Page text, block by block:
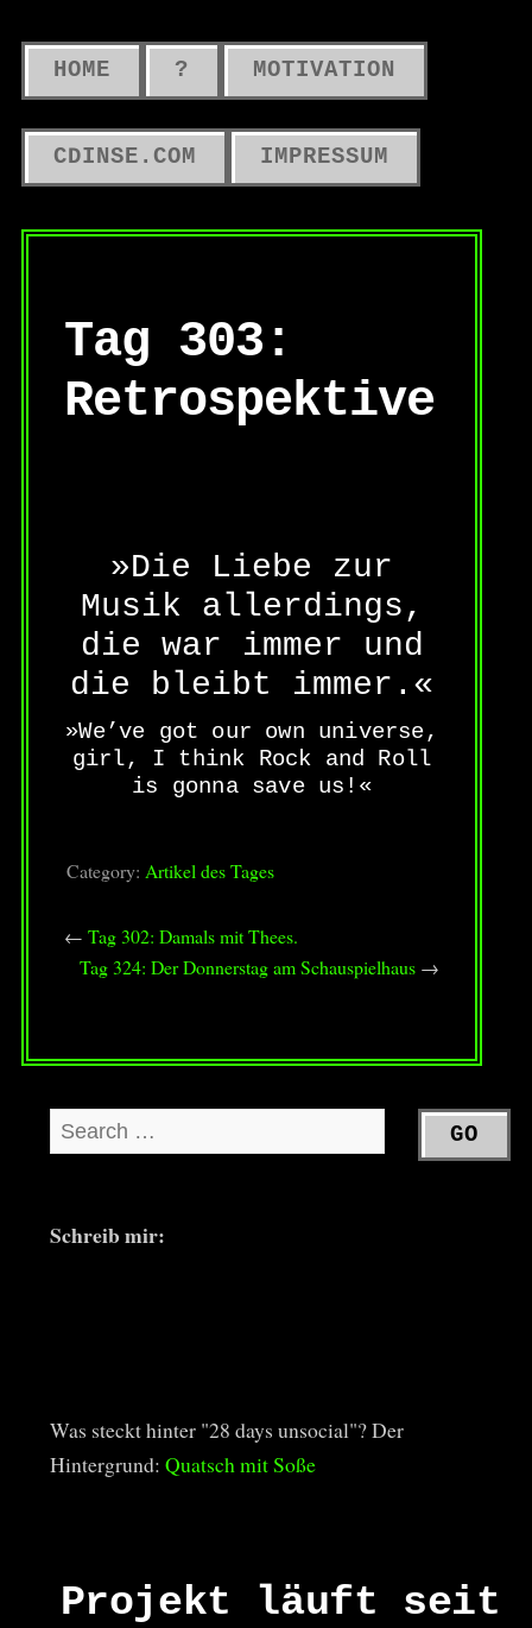
HOME ? MOTIVATION
CDINSE.COM IMPRESSUM
Tag 303:
Retrospektive
»Die Liebe zur
Musik allerdings,
die war immer und
die bleibt immer.«
»We’ve got our own universe,
girl, I think Rock and Roll
is gonna save us!«
Category: Artikel des Tages
← Tag 302: Damals mit Thees.
Tag 324: Der Donnerstag am Schauspielhaus →
Schreib mir:
Was steckt hinter "28 days unsocial"? Der
Hintergrund: Quatsch mit Soße
Projekt läuft seit